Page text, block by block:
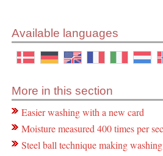
Available languages
More in this section
Easier washing with a new card
Moisture measured 400 times per
Steel ball technique making